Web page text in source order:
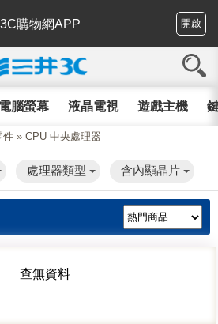
購物網APP 開啟
電腦螢幕 液晶電視 遊戲主機
件 » CPU 中央處理器
處理器類型 含內顯晶片
查無資料